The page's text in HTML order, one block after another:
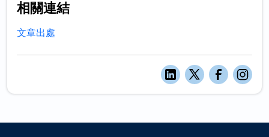
相關連結
文章出處